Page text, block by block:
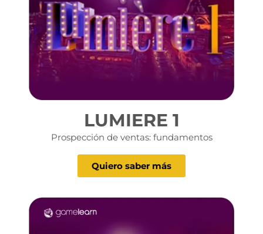
LUMIERE 1
Prospección de ventas: fundamentos
Quiero saber más